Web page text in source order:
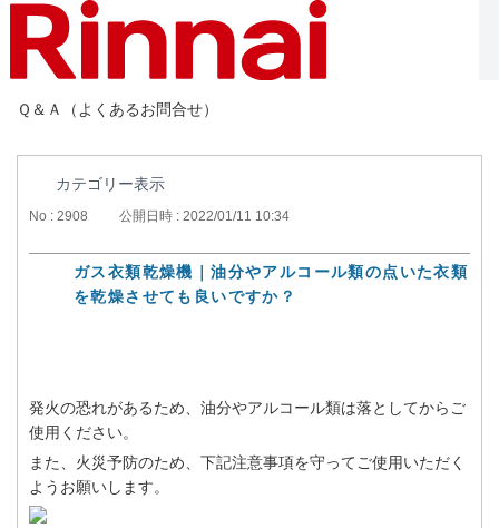
Ｑ＆Ａ（よくあるお問合せ）
カテゴリー表示
No : 2908 公開日時 : 2022/01/11 10:34
ガス衣類乾燥機｜油分やアルコール類の点いた衣類
を乾燥させても良いですか？
発火の恐れがあるため、油分やアルコール類は落としてからご
使用ください。
また、火災予防のため、下記注意事項を守ってご使用いただく
ようお願いします。